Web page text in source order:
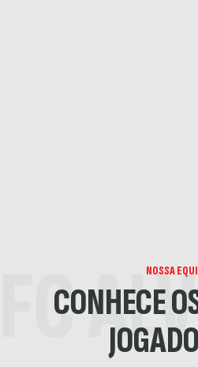
NOSSA
CONHECE
FC